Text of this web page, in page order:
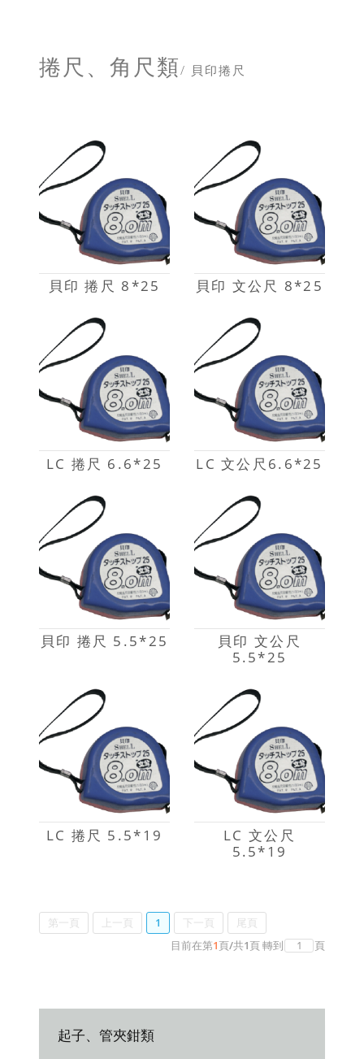
捲尺、角尺類/ 貝印捲尺
貝印 捲尺 8*25 貝印 文公尺 8*25
LC 捲尺 6.6*25 LC 文公尺6.6*25
貝印 捲尺 5.5*25
貝印 文公尺
5.5*25
LC 捲尺 5.5*19
LC 文公尺
5.5*19
第一頁 上一頁 1 下一頁
尾頁
目前在第1頁/共1頁轉到 頁
起子、管夾鉗類